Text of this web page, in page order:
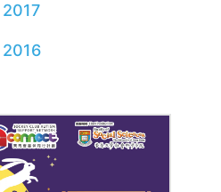
2017
2016